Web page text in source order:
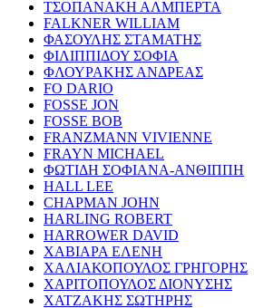
ΤΣΟΠΑΝΑΚΗ ΑΛΜΠΕΡΤΑ
FALKNER WILLIAM
ΦΑΣΟΥΛΗΣ ΣΤΑΜΑΤΗΣ
ΦΙΛΙΠΠΙΔΟΥ ΣΟΦΙΑ
ΦΛΟΥΡΑΚΗΣ ΑΝΔΡΕΑΣ
FO DARIO
FOSSE JON
FOSSE BOB
FRANZMANN VIVIENNE
FRAYN MICHAEL
ΦΩΤΙΔΗ ΣΟΦΙΑΝΑ-ΑΝΘΙΠΠΗ
HALL LEE
CHAPMAN JOHN
HARLING ROBERT
HARROWER DAVID
ΧΑΒΙΑΡΑ ΕΛΕΝΗ
ΧΑΛΙΑΚΟΠΟΥΛΟΣ ΓΡΗΓΟΡΗΣ
ΧΑΡΙΤΟΠΟΥΛΟΣ ΔΙΟΝΥΣΗΣ
ΧΑΤΖΑΚΗΣ ΣΩΤΗΡΗΣ